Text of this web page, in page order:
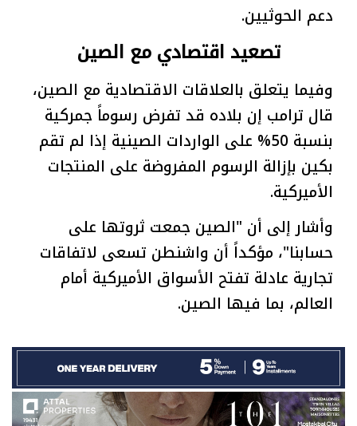
دعم الحوثيين.
تصعيد اقتصادي مع الصين
وفيما يتعلق بالعلاقات الاقتصادية مع الصين،
قال ترامب إن بلاده قد تفرض رسوماً جمركية
بنسبة 50% على الواردات الصينية إذا لم تقم
بكين بإزالة الرسوم المفروضة على المنتجات
الأميركية.
وأشار إلى أن "الصين جمعت ثروتها على
حسابنا"، مؤكداً أن واشنطن تسعى لاتفاقات
تجارية عادلة تفتح الأسواق الأميركية أمام
العالم، بما فيها الصين.